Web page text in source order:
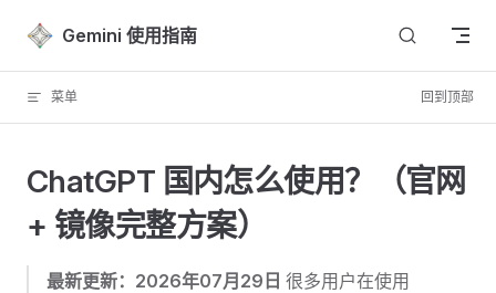
Skip to content
Gemini 使用指南
菜单 回到顶部
ChatGPT 国内怎么使用？（官网
+ 镜像完整方案） ​
最新更新：2026年07月29日 很多用户在使用